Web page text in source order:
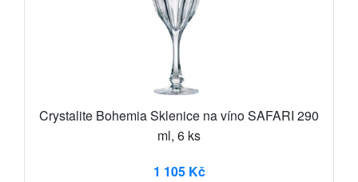
Crystalite Bohemia Sklenice na víno SAFARI 290
ml, 6 ks
1 105 Kč